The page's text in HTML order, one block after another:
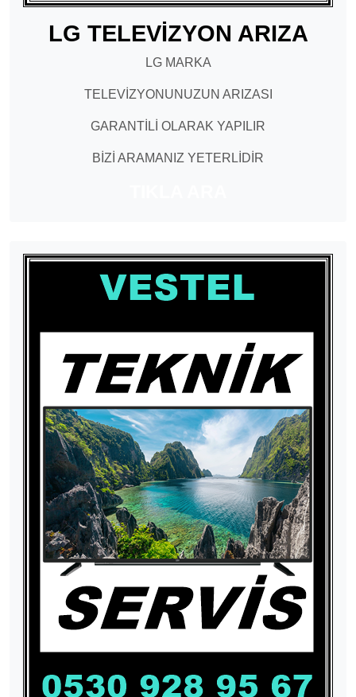
LG TELEVİZYON ARIZA
LG MARKA
TELEVİZYONUNUZUN ARIZASI
GARANTİLİ OLARAK YAPILIR
BİZİ ARAMANIZ YETERLİDİR